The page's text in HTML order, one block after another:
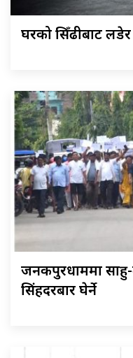
घरको सिँढीबाट
जनकपुरधाममा साहु-
सिंहदरबार घेर्ने